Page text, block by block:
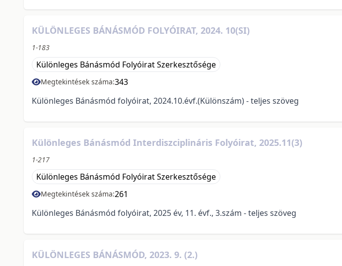
KÜLÖNLEGES BÁNÁSMÓD FOLYÓIRAT, 2024. 10(SI)
1-183
Különleges Bánásmód Folyóirat Szerkesztősége
Megtekintések száma:343
Különleges Bánásmód folyóirat, 2024.10.évf.(Különszám) - teljes szöveg
Különleges Bánásmód Interdiszciplináris Folyóirat, 2025.11(3)
1-217
Különleges Bánásmód Folyóirat Szerkesztősége
Megtekintések száma:261
Különleges Bánásmód folyóirat, 2025 év, 11. évf., 3.szám - teljes szöveg
KÜLÖNLEGES BÁNÁSMÓD, 2023. 9. (2.)